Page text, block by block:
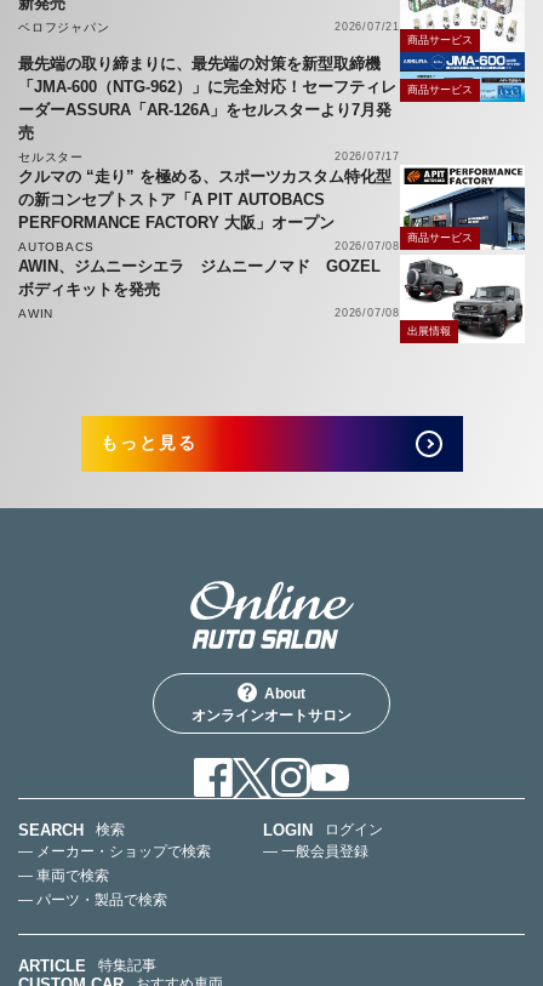
ベロフジャパン
2026/07/21
商品サービス
最先端の取り締まりに、最先端の対策を新型取締機
「JMA-600（NTG-962）」に完全対応！セーフティレ
ーダーASSURA「AR-126A」をセルスターより7月発
売
セルスター 2026/07/17
商品サービス
クルマの “走り” を極める、スポーツカスタム特化型
の新コンセプトストア「A PIT AUTOBACS
PERFORMANCE FACTORY 大阪」オープン
AUTOBACS 2026/07/08
商品サービス
AWIN、ジムニーシエラ ジムニーノマド GOZEL
ボディキットを発売
AWIN
2026/07/08
出展情報
もっと見る
About
オンラインオートサロン
SEARCH
検索
— メーカー・ショップで検索
— 車両で検索
— パーツ・製品で検索
LOGIN
ログイン
— 一般会員登録
ARTICLE 特集記事